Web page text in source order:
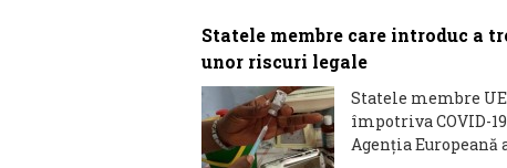
Statele membre care introduc a
unor riscuri legale
Statele membre
împotriva COVID-
Agenția Europeană